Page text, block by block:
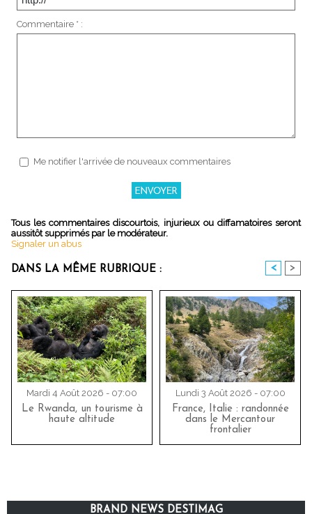
Commentaire * :
Me notifier l'arrivée de nouveaux commentaires
Tous les commentaires discourtois, injurieux ou diffamatoires seront
aussitôt supprimés par le modérateur.
Signaler un abus
DANS LA MÊME RUBRIQUE : < >
Mardi 4 Août 2026 - 07:00
Le Rwanda, un tourisme à
haute altitude
Lundi 3 Août 2026 - 07:00
France, Italie : randonnée
dans le Mercantour
frontalier
BRAND NEWS DESTIMAG